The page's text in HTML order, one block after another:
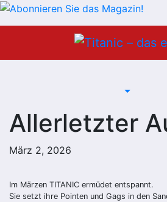
Allerletzter
März 2, 2026
Im Märzen TITANIC ermüdet entspannt.
Sie setzt ihre Pointen und Gags in den